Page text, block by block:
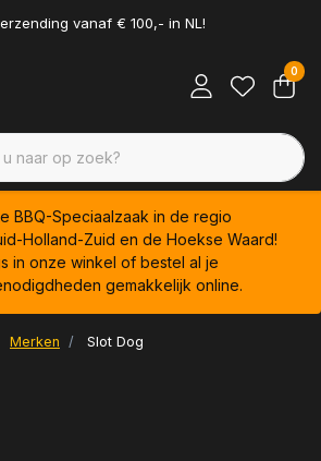
vanaf € 100,- in NL!
0
BBQ-Speciaalzaak in de regio
Holland-Zuid en de Hoekse Waard!
in onze winkel of bestel al je
gemakkelijk online.
Merken Slot Dog